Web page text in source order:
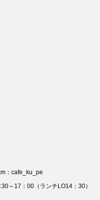
17：00（ランチLO14：30）